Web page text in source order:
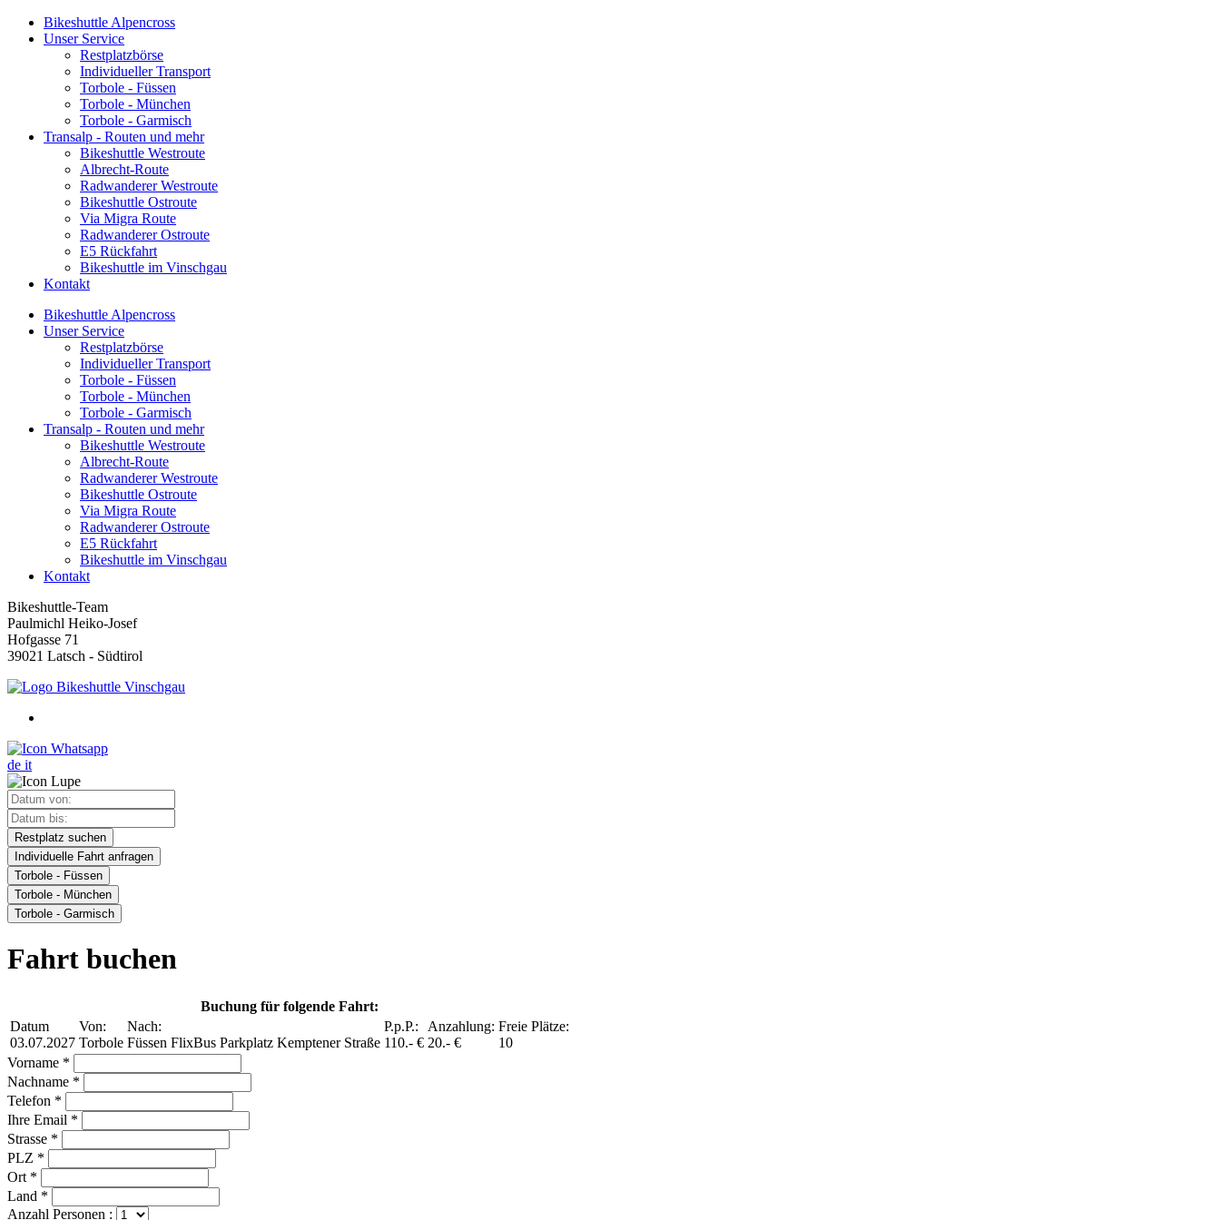
Bikeshuttle Alpencross
Unser Service
Restplatzbörse
Individueller Transport
Torbole - Füssen
Torbole - München
Torbole - Garmisch
Transalp - Routen und mehr
Bikeshuttle Westroute
Albrecht-Route
Radwanderer Westroute
Bikeshuttle Ostroute
Via Migra Route
Radwanderer Ostroute
E5 Rückfahrt
Bikeshuttle im Vinschgau
Kontakt
Bikeshuttle Alpencross
Unser Service
Restplatzbörse
Individueller Transport
Torbole - Füssen
Torbole - München
Torbole - Garmisch
Transalp - Routen und mehr
Bikeshuttle Westroute
Albrecht-Route
Radwanderer Westroute
Bikeshuttle Ostroute
Via Migra Route
Radwanderer Ostroute
E5 Rückfahrt
Bikeshuttle im Vinschgau
Kontakt
Bikeshuttle-Team
Paulmichl Heiko-Josef
Hofgasse 71
39021 Latsch - Südtirol
de it
Restplatz suchen
Individuelle Fahrt anfragen
Torbole - Füssen
Torbole - München
Torbole - Garmisch
Fahrt buchen
Buchung für folgende Fahrt:
Datum
03.07.2027
Von:
Torbole
Nach:
Füssen FlixBus Parkplatz Kemptener Straße
P.p.P.:
110.- €
Anzahlung:
20.- €
Freie Plätze:
10
Vorname *
Nachname *
Telefon *
Ihre Email *
Strasse *
PLZ *
Ort *
Land *
Anzahl Personen :